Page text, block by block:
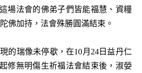
場法會的佛弟子們皆能福慧、資糧
佛加持，法會殊勝圓滿結束。
瑞像未停歇，在10月24日益丹仁
修無明傷生祈福法會結束後，淑嫈